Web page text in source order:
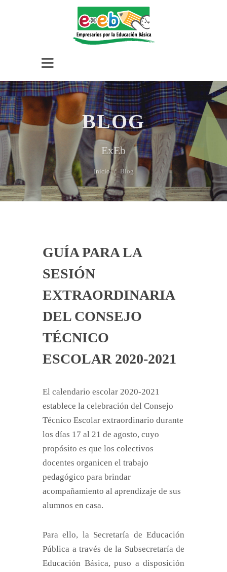
BLOG
ExEb
Inicio Blog
GUÍA PARA LA
SESIÓN
EXTRAORDINARIA
DEL CONSEJO
TÉCNICO
ESCOLAR 2020-2021
El calendario escolar 2020-2021
establece la celebración del Consejo
Técnico Escolar extraordinario durante
los días 17 al 21 de agosto, cuyo
propósito es que los colectivos
docentes organicen el trabajo
pedagógico para brindar
acompañamiento al aprendizaje de sus
alumnos en casa.
Para ello, la Secretaría de Educación
Pública a través de la Subsecretaría de
Educación Básica, puso a disposición